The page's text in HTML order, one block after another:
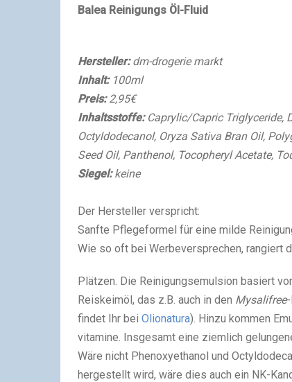
Balea Reinigungs Öl-Fluid
Hersteller:dm-drogerie markt
Inhalt: 100ml
Preis:2,95€
Inhaltsstoffe: Caprylic/Capric Triglyceride,
Octyldodecanol, Oryza Sativa Bran Oil,
Seed Oil, Panthenol, Tocopheryl Acetate,
Siegel:keine
Der Hersteller verspricht:
Sanfte Pflegeformel für eine milde
Wie so oft bei Werbeversprechen, rangiert
Plätzen. Die Reinigungsemulsion basiert
Reiskeimöl, das z.B. auch in den Mysalifree
findet Ihr bei Olionatura). Hinzu kommen
vitamine. Insgesamt eine ziemlich
Wäre nicht Phenoxyethanol und
hergestellt wird, wäre dies auch ein NK-